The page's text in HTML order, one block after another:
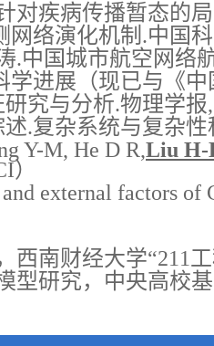
对疾病传播暂态的
络演化机制.中国
中国城市航空网络
进展（现已与《中
究与分析.物理学报,
.复杂系统与复杂性
Y-M, He D R,Liu H-
）
external factors
南财经大学“211
型研究，中央高校